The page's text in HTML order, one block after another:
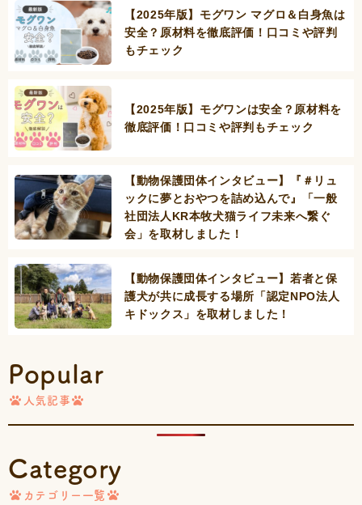
【2025年版】モグワン マグロ＆白身魚は
安全？原材料を徹底評価！口コミや評判
もチェック
【2025年版】モグワンは安全？原材料を
徹底評価！口コミや評判もチェック
【動物保護団体インタビュー】『＃リュ
ックに夢とおやつを詰め込んで』「一般
社団法人KR本牧犬猫ライフ未来へ繋ぐ
会」を取材しました！
【動物保護団体インタビュー】若者と保
護犬が共に成長する場所「認定NPO法人
キドックス」を取材しました！
Popular
人気記事
Category
カテゴリー一覧